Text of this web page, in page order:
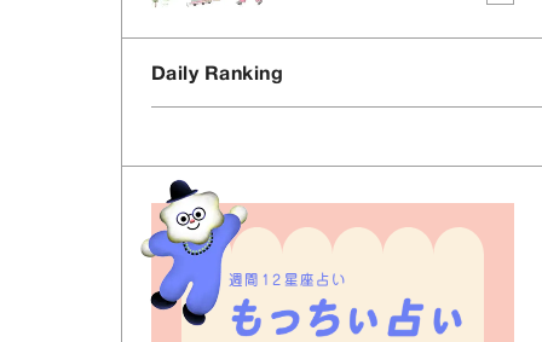
Daily Ranking
週間12星座占い